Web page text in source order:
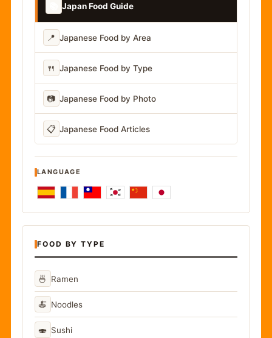
Japan Food Guide
📍 Japanese Food by Area
🍴 Japanese Food by Type
📷 Japanese Food by Photo
📋 Japanese Food Articles
LANGUAGE
FOOD BY TYPE
🍜 Ramen
🍝 Noodles
🍣 Sushi